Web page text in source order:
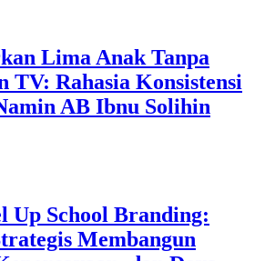
Lima Anak Tanpa
TV: Rahasia Konsistensi
AB Ibnu Solihin
Up School Branding:
Membangun